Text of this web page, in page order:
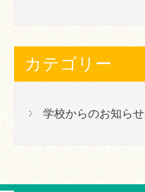
カテゴリー
学校からのお知らせ